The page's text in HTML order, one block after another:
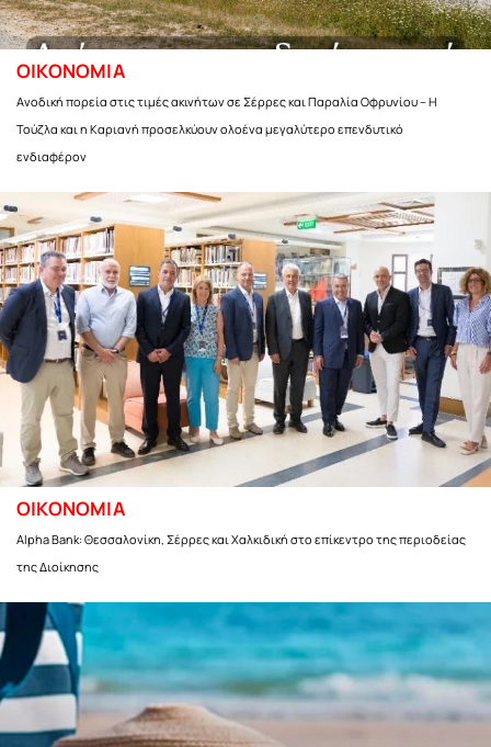
ΟΙΚΟΝΟΜΙΑ
Ανοδική πορεία στις τιμές ακινήτων σε Σέρρες και Παραλία Οφρυνίου – Η
Τούζλα και η Καριανή προσελκύουν ολοένα μεγαλύτερο επενδυτικό
ενδιαφέρον
ΟΙΚΟΝΟΜΙΑ
Alpha Bank: Θεσσαλονίκη, Σέρρες και Χαλκιδική στο επίκεντρο της περιοδείας
της Διοίκησης